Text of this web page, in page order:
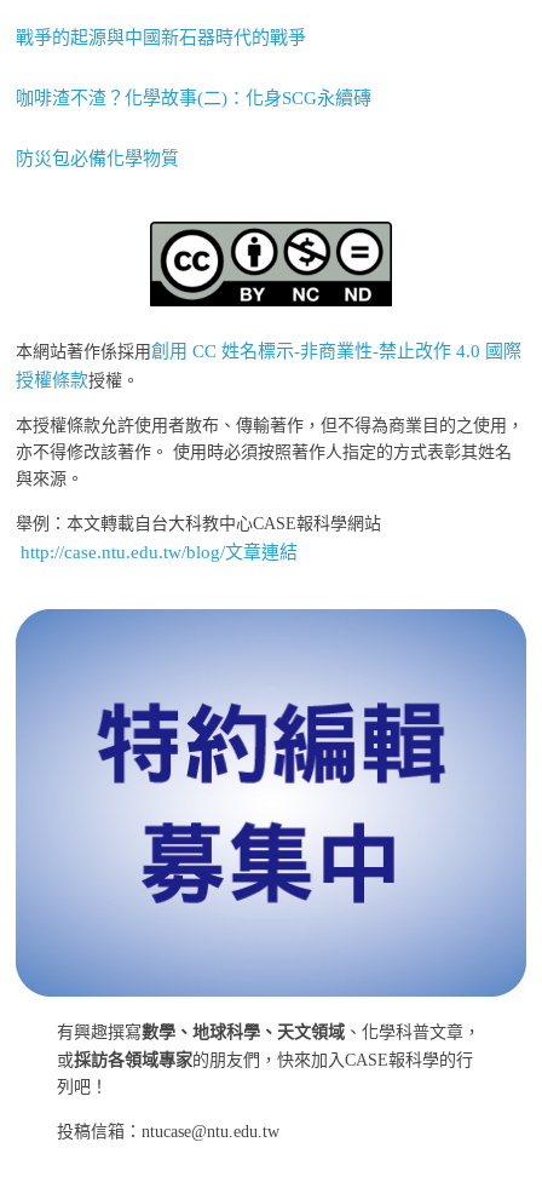
戰爭的起源與中國新石器時代的戰爭
咖啡渣不渣？化學故事(二)：化身SCG永續磚
防災包必備化學物質
本網站著作係採用創用 CC 姓名標示-非商業性-禁止改作 4.0 國際
授權條款授權。
本授權條款允許使用者散布、傳輸著作，但不得為商業目的之使用，
亦不得修改該著作。 使用時必須按照著作人指定的方式表彰其姓名
與來源。
舉例：本文轉載自台大科教中心CASE報科學網站
http://case.ntu.edu.tw/blog/文章連結
有興趣撰寫數學、地球科學、天文領域 、化學科普文章，
或採訪各領域專家的朋友們，快來加入CASE報科學的行
列吧！
投稿信箱：ntucase@ntu.edu.tw